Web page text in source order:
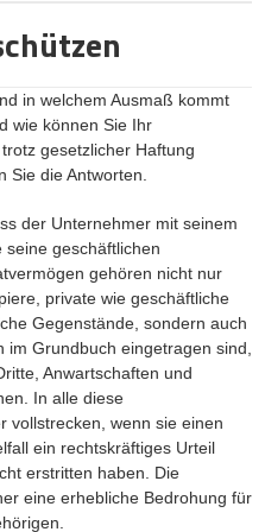
Scheitern für digitale
Weiteres die aktuellen
anwendbar bleiben. Diese
Telemediengesetz (TMG)
Werbezwecken ohnehin nur
zulässig. Dies hat der
Dasselbe gilt, nach
auch für den Einsatz
Analytics.
der ePrivacy-Verordnung
bestand zumindest die
aktuelle Regelungskorsett
an die Bedürfnisse der
Diese Hoffnung hat sich
Werbewirtschaft nach der
der bekannten Cookie-Banner
leben als mit den
in welchem Ausmaß kommt
wie können Sie Ihr
gesetzlicher Haftung
Sie die Antworten.
der Unternehmer mit seinem
geschäftlichen
gehören nicht nur
private wie geschäftliche
Gegenstände, sondern auch
Grundbuch eingetragen sind,
Anwartschaften und
In alle diese
vollstrecken, wenn sie einen
ein rechtskräftiges Urteil
erstritten haben. Die
eine erhebliche Bedrohung für